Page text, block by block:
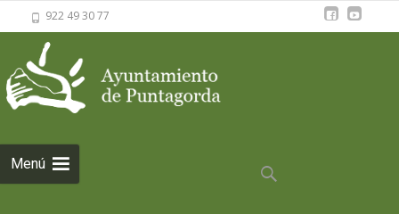
922 49 30 77
Menú
Saltar al
contenido
Buscar: